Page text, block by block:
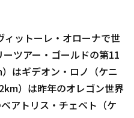
ィットーレ・オローナで世
ツアー・ゴールドの第11
はギデオン・ロノ（ケニ
）は昨年のオレゴン世界
アトリス・チェベト（ケ